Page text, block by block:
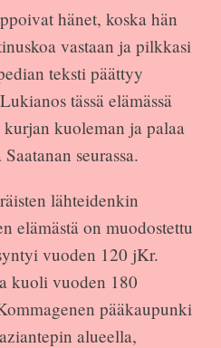
hänet, koska hän
vastaan ja pilkkasi
teksti päättyy
tässä elämässä
kuoleman ja palaa
seurassa.
lähteidenkin
elämästä on muodostettu
vuoden 120 jKr.
kuoli vuoden 180
pääkaupunki
alueella,